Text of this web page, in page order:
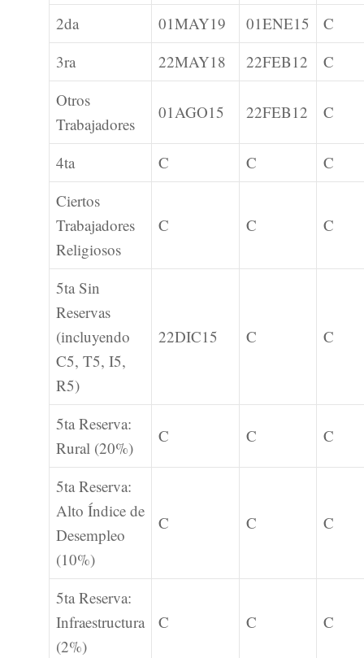
2da
01MAY19 01ENE15
C
3ra
22MAY18 22FEB12
C
Otros
Trabajadores
01AGO15 22FEB12 C
4ta C C
C
Ciertos
Trabajadores
Religiosos
C C C
5ta Sin
Reservas
(incluyendo
C5, T5, I5,
R5)
22DIC15 C C
5ta Reserva:
Rural (20%)
C C C
5ta Reserva:
Alto Índice de
Desempleo
(10%)
C C C
5ta Reserva:
Infraestructura
(2%)
C C C